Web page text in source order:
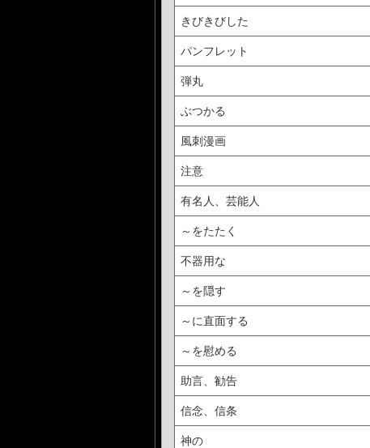
きびきびした
パンフレット
弾丸
ぶつかる
風刺漫画
注意
有名人、芸能人
～をたたく
不器用な
～を隠す
～に直面する
～を慰める
助言、勧告
信念、信条
神の